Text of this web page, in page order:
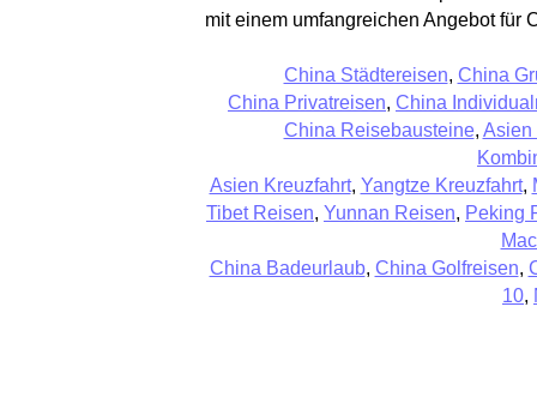
mit einem umfangreichen Angebot für
China Städtereisen, China
China Privatreisen, China
China Reisebausteine, Asien
Asien Kreuzfahrt, Yangtze Kreuzfahrt,
Tibet Reisen, Yunnan Reisen, Peking
China Badeurlaub, China Golfreisen,
10,